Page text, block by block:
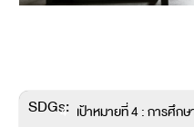
SDGs:
4 เป้าหมายที่ 4 : การศึกษ